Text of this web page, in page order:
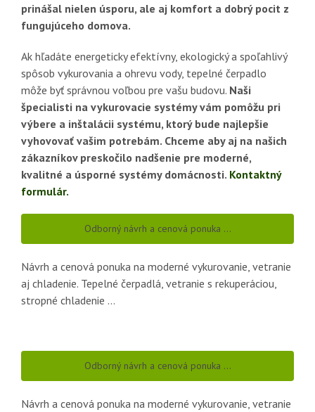
prinášal nielen úsporu, ale aj komfort a dobrý pocit z
fungujúceho domova.
Ak hľadáte energeticky efektívny, ekologický a spoľahlivý
spôsob vykurovania a ohrevu vody, tepelné čerpadlo
môže byť správnou voľbou pre vašu budovu. Naši
špecialisti na vykurovacie systémy vám pomôžu pri
výbere a inštalácii systému, ktorý bude najlepšie
vyhovovať vašim potrebám. Chceme aby aj na našich
zákazníkov preskočilo nadšenie pre moderné,
kvalitné a úsporné systémy domácnosti. Kontaktný
formulár.
Odborný návrh a cenová ponuka …
Návrh a cenová ponuka na moderné vykurovanie, vetranie
aj chladenie. Tepelné čerpadlá, vetranie s rekuperáciou,
stropné chladenie …
Odborný návrh a cenová ponuka …
Návrh a cenová ponuka na moderné vykurovanie, vetranie